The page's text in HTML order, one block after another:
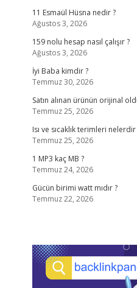
11 Esmaül Hüsna nedir ?
Ağustos 3, 2026
159 nolu hesap nasıl çalışır ?
Ağustos 3, 2026
İyi Baba kimdir ?
Temmuz 30, 2026
Satın alınan ürünün orijinal
Temmuz 25, 2026
Isı ve sıcaklık terimleri nelerdir
Temmuz 25, 2026
1 MP3 kaç MB ?
Temmuz 24, 2026
Gücün birimi watt mıdır ?
Temmuz 22, 2026